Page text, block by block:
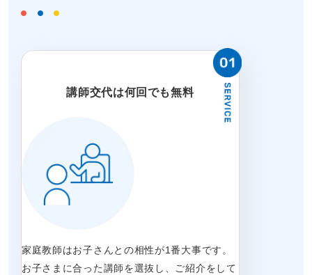
講師交代は何回でも無料
家庭教師はお子さんとの相性が1番大事です。
お子さまに合った講師を選抜し、ご紹介をして